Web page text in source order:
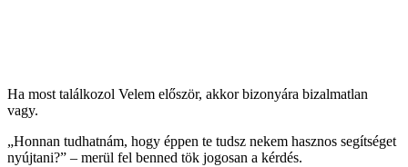
Ha most találkozol Velem először, akkor bizonyára bizalmatlan
vagy.
„Honnan tudhatnám, hogy éppen te tudsz nekem hasznos segítséget
nyújtani?” – merül fel benned tök jogosan a kérdés.